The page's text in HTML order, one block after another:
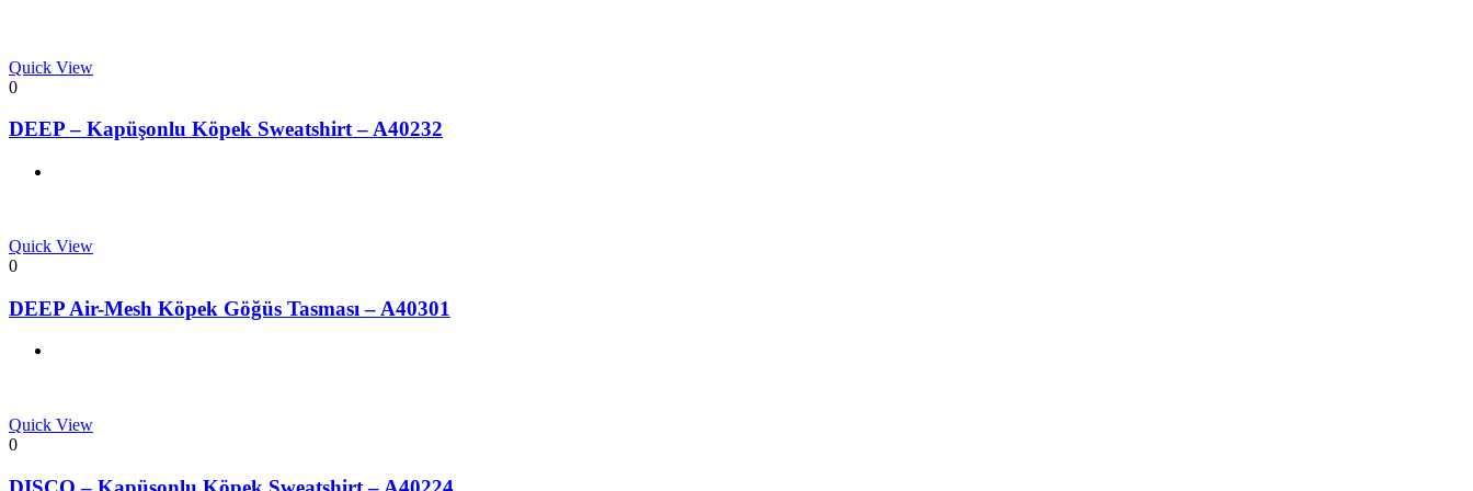
Quick View
0
DEEP – Kapüşonlu Köpek Sweatshirt – A40232
Quick View
0
DEEP Air-Mesh Köpek Göğüs Tasması – A40301
Quick View
0